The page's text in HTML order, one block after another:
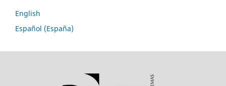
English
Español (España)